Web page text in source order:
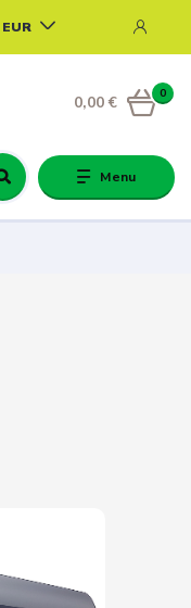
Menu
EUR
0
0,00 €